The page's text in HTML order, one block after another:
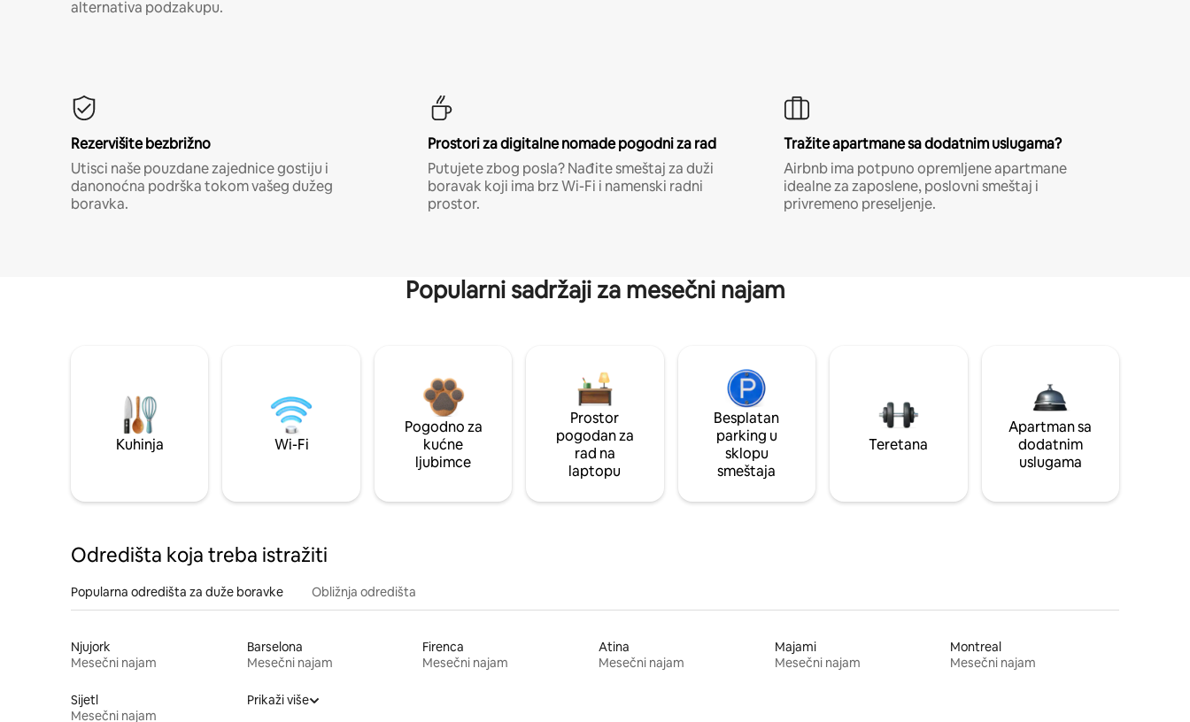
alternativa podzakupu.
Rezervišite bezbrižno
Utisci naše pouzdane zajednice gostiju i
danonoćna podrška tokom vašeg dužeg
boravka.
Prostori za digitalne nomade pogodni za rad
Putujete zbog posla? Nađite smeštaj za duži
boravak koji ima brz Wi-Fi i namenski radni
prostor.
Tražite apartmane sa dodatnim uslugama?
Airbnb ima potpuno opremljene apartmane
idealne za zaposlene, poslovni smeštaj i
privremeno preseljenje.
Popularni sadržaji za mesečni najam
Kuhinja Wi-Fi
Pogodno za
kućne
ljubimce
Prostor
pogodan za
rad na
laptopu
Besplatan
parking u
sklopu
smeštaja
Teretana
Apartman sa
dodatnim
uslugama
Odredišta koja treba istražiti
Popularna odredišta za duže boravke Obližnja odredišta
Njujork
Mesečni najam
Barselona
Mesečni najam
Firenca
Mesečni najam
Atina
Mesečni najam
Majami
Mesečni najam
Montreal
Mesečni najam
Sijetl
Mesečni najam
Prikaži više